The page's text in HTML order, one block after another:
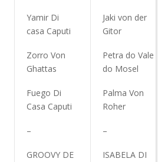
Yamir Di
casa Caputi
Jaki von der
Gitor
Zorro Von
Ghattas
Petra do Vale
do Mosel
Fuego Di
Casa Caputi
Palma Von
Roher
– –
GROOVY DE
ISABELA DI